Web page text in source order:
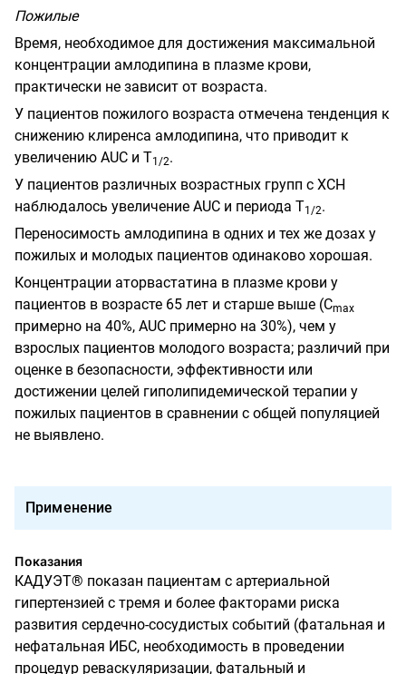
Пожилые
Время, необходимое для достижения максимальной
концентрации амлодипина в плазме крови,
практически не зависит от возраста.
У пациентов пожилого возраста отмечена тенденция к
снижению клиренса амлодипина, что приводит к
увеличению AUC и T1/2.
У пациентов различных возрастных групп с ХСН
наблюдалось увеличение AUC и периода Т1/2.
Переносимость амлодипина в одних и тех же дозах у
пожилых и молодых пациентов одинаково хорошая.
Концентрации аторвастатина в плазме крови у
пациентов в возрасте 65 лет и старше выше (Cmах
примерно на 40%, AUC примерно на 30%), чем у
взрослых пациентов молодого возраста; различий при
оценке в безопасности, эффективности или
достижении целей гиполипидемической терапии у
пожилых пациентов в сравнении с общей популяцией
не выявлено.
Применение
Показания
КАДУЭТ® показан пациентам с артериальной
гипертензией с тремя и более факторами риска
развития сердечно-сосудистых событий (фатальная и
нефатальная ИБС, необходимость в проведении
процедур реваскуляризации, фатальный и